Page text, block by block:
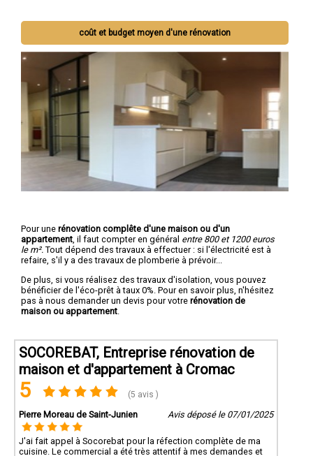
coût et budget moyen d'une rénovation
Pour une rénovation complête d'une maison ou d'un
appartement , il faut compter en général entre 800 et 1200 euros
le m². Tout dépend des travaux à effectuer : si l'électricité est à
refaire, s'il y a des travaux de plomberie à prévoir...
De plus, si vous réalisez des travaux d'isolation, vous pouvez
bénéficier de l'éco-prêt à taux 0%. Pour en savoir plus, n'hésitez
pas à nous demander un devis pour votre rénovation de
maison ou appartement
SOCOREBAT, Entreprise rénovation de
maison et d'appartement à Cromac
5 (5 avis )
Pierre Moreau de Saint-Junien Avis déposé le 07/01/2025
J'ai fait appel à Socorebat pour la réfection complète de ma
cuisine. Le commercial a été très attentif à mes demandes et